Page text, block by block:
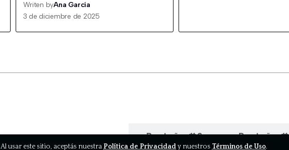
Al usar este sitio, aceptás nuestraPolítica de Privacidady nuestros Términos de Uso.
Writen byAna García
3 de diciembre de 2025
Pestaña #1 Pestaña #2 Pestaña